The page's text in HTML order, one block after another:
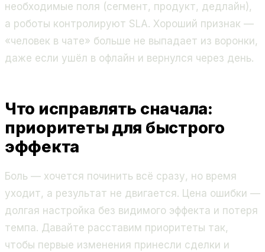
необходимые поля (сегмент, продукт, дедлайн),
а роботы контролируют SLA. Хороший признак —
«человек в чате» больше не выпадает из воронки,
даже если ушёл в офлайн и вернулся через день.
Что исправлять сначала:
приоритеты для быстрого
эффекта
Боль — хочется починить всё сразу, но время
уходит, а результат не двигается. Цена ошибки —
долгая настройка без видимого эффекта и потеря
темпа. Давайте расставим приоритеты так,
чтобы первые изменения принесли сделки и